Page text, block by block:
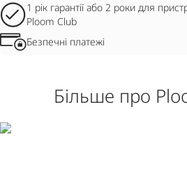
1 рік гарантії або 2 роки для
Ploom Club
Безпечні платежі
Більше про